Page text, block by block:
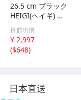
26.5 cm ブラック
HEIGI(ヘイギ) メ
ンズ セーフティ
ーシューズ マジ
ック 先芯入り ス
ニーカー 作業靴
目前出價
¥ 2,997
($648)
日本直送